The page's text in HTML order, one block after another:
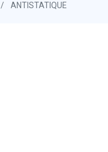
ANTISTATIQUE